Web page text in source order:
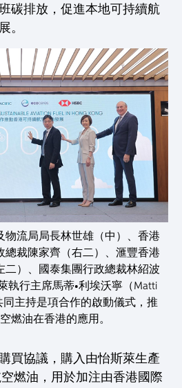
碳排放，促進本地可持續航
。
物流局局長林世雄（中）、香港
總裁陳家齊（右二）、滙豐香港
二）、國泰集團行政總裁林紹波
執行主席馬蒂•利埃沃寧（Matti
同主持是項合作的啟動儀式，推
燃油在香港的應用。
買協議，購入由怡斯萊生產
燃油，用於加注由香港國際